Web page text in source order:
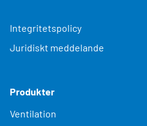
Integritetspolicy
Juridiskt meddelande
Produkter
Ventilation